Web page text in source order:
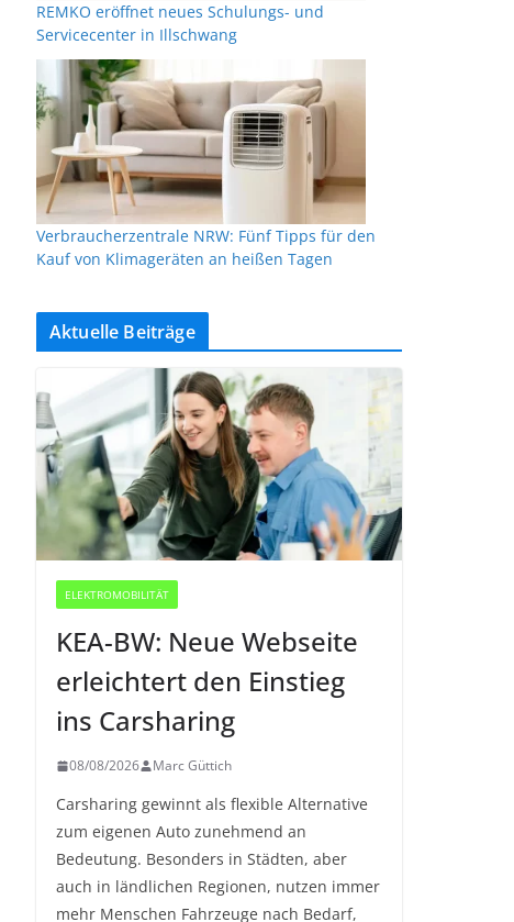
REMKO eröffnet neues Schulungs- und
Servicecenter in Illschwang
Verbraucherzentrale NRW: Fünf Tipps für den
Kauf von Klimageräten an heißen Tagen
Aktuelle Beiträge
ELEKTROMOBILITÄT
KEA-BW: Neue Webseite
erleichtert den Einstieg
ins Carsharing
08/08/2026 Marc Güttich
Carsharing gewinnt als flexible Alternative
zum eigenen Auto zunehmend an
Bedeutung. Besonders in Städten, aber
auch in ländlichen Regionen, nutzen immer
mehr Menschen Fahrzeuge nach Bedarf,